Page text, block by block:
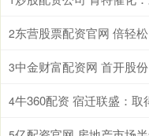
2
3
4牛360配资 宿迁联盛：取